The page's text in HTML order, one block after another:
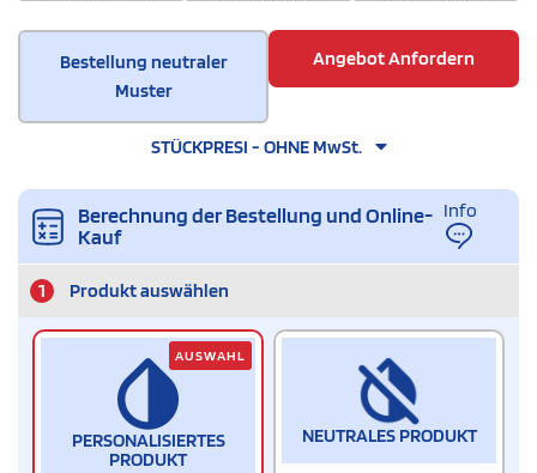
Bestellung neutraler
Muster
Angebot Anfordern
STÜCKPRESI - OHNE MwSt.
Berechnung der Bestellung und Online-
Kauf
Info
1 Produkt auswählen
PERSONALISIERTES
PRODUKT
AUSWAHL
NEUTRALES PRODUKT